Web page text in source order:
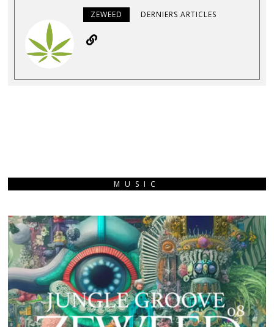
ZEWEED DERNIERS ARTICLES
MUSIC